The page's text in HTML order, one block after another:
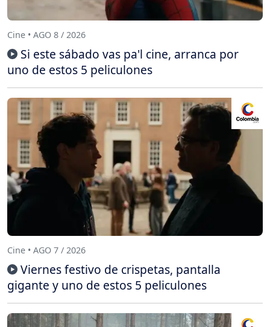
Cine • AGO 8 / 2026
Si este sábado vas pa'l cine, arranca por
uno de estos 5 peliculones
Cine • AGO 7 / 2026
Viernes festivo de crispetas, pantalla
gigante y uno de estos 5 peliculones